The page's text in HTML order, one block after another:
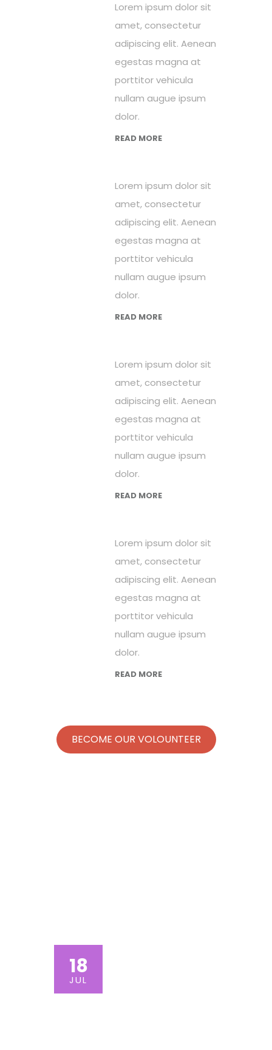
Lorem ipsum dolor sit
amet, consectetur
adipiscing elit. Aenean
egestas magna at
porttitor vehicula
nullam augue ipsum
dolor.
READ MORE
Lorem ipsum dolor sit
amet, consectetur
adipiscing elit. Aenean
egestas magna at
porttitor vehicula
nullam augue ipsum
dolor.
READ MORE
Lorem ipsum dolor sit
amet, consectetur
adipiscing elit. Aenean
egestas magna at
porttitor vehicula
nullam augue ipsum
dolor.
READ MORE
Lorem ipsum dolor sit
amet, consectetur
adipiscing elit. Aenean
egestas magna at
porttitor vehicula
nullam augue ipsum
dolor.
READ MORE
BECOME OUR VOLOUNTEER
18
JUL